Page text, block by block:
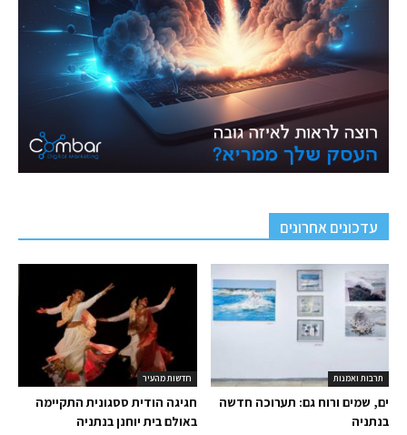
עדכונים אחרונים
חדשות מהעיר
חגיגה הודית ססגונית התקיימה
באולם בית יוחנן בנתניה
תרבות ואמנות
ים, שמים ורוח גם: תערוכה חדשה
בנתניה